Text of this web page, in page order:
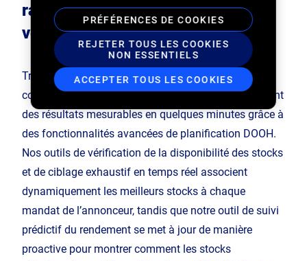
raccourcissent votre cycle de
ventes directes DOOH
Transformez les demandes de propositions
complexes en campagnes prêtes à lancer qui génèrent
des résultats mesurables en quelques minutes grâce à
des fonctionnalités avancées de planification DOOH.
Nos outils de vérification de la disponibilité des stocks
et de ciblage exhaustif en temps réel associent
dynamiquement les meilleurs stocks à chaque
mandat de l’annonceur, tandis que notre outil de suivi
prédictif du rendement se met à jour de manière
proactive pour montrer comment les stocks
PRÉFÉRENCES DE COOKIES
REJETER TOUS LES COOKIES
NON ESSENTIELS
ACCEPTER TOUS LES COOKIES